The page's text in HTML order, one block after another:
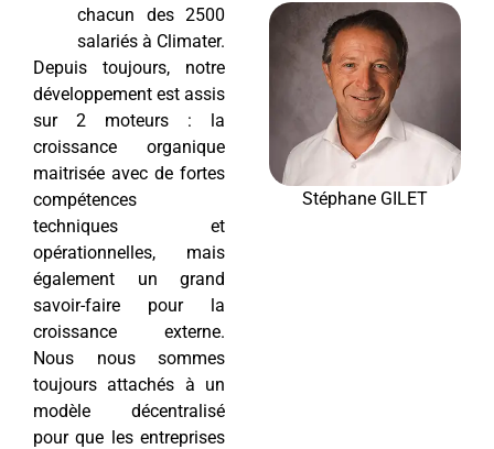
chacun des 2500
salariés à Climater.
Depuis toujours, notre
développement est assis
sur 2 moteurs : la
croissance organique
maitrisée avec de fortes
compétences
techniques et
opérationnelles, mais
également un grand
savoir-faire pour la
croissance externe.
Nous nous sommes
toujours attachés à un
modèle décentralisé
pour que les entreprises
Stéphane GILET